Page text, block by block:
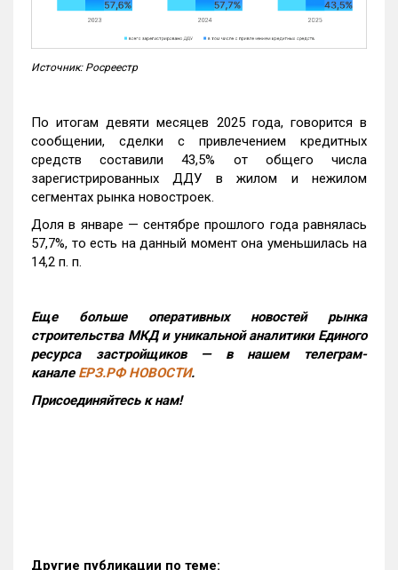
Источник: Росреестр
По итогам девяти месяцев 2025 года, говорится в
сообщении, сделки с привлечением кредитных
средств составили 43,5% от общего числа
зарегистрированных ДДУ в жилом и нежилом
сегментах рынка новостроек.
Доля в январе — сентябре прошлого года равнялась
57,7%, то есть на данный момент она уменьшилась на
14,2 п. п.
Еще больше оперативных новостей рынка
строительства МКД и уникальной аналитики Единого
ресурса застройщиков — в нашем телеграм-
канале ЕРЗ.РФ НОВОСТИ.
Присоединяйтесь к нам!
Другие публикации по теме: